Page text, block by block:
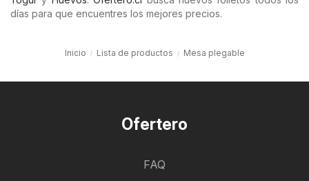
días para que encuentres los mejores precios.
Inicio Lista de productos Mesa plegable
Ofertero
FAQ